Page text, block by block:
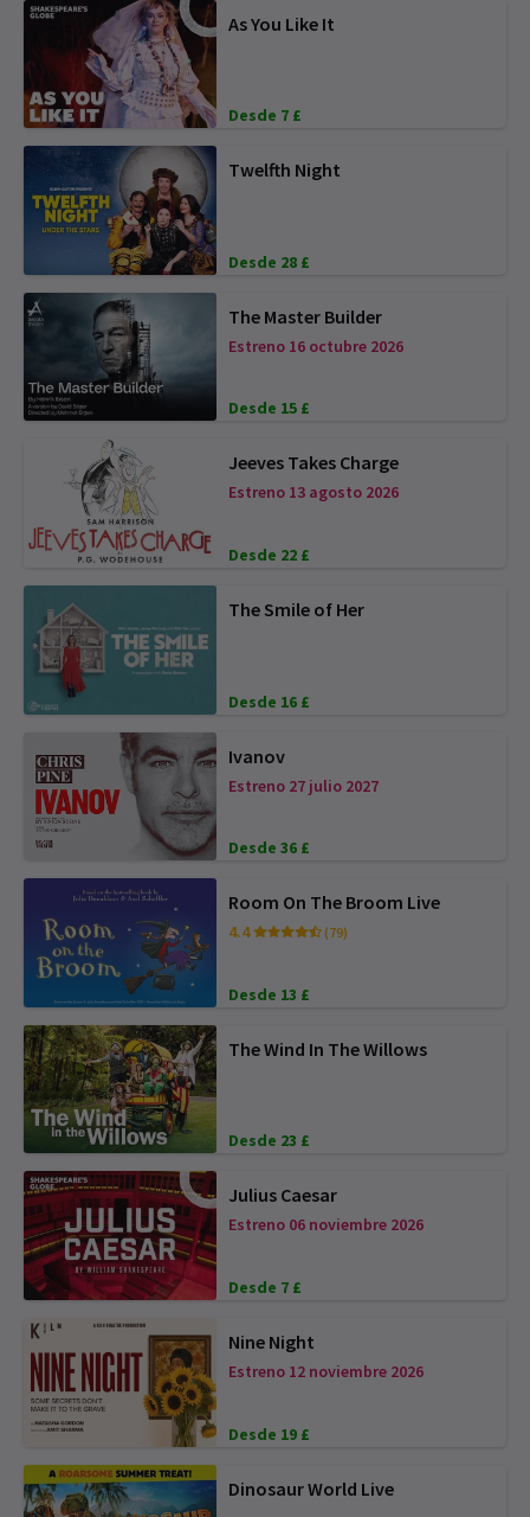
As You Like It
Desde 7 £
Twelfth Night
Desde 28 £
The Master Builder
Estreno 16 octubre 2026
Desde 15 £
Jeeves Takes Charge
Estreno 13 agosto 2026
Desde 22 £
The Smile of Her
Desde 16 £
Ivanov
Estreno 27 julio 2027
Desde 36 £
Room On The Broom Live
4.4 (79)
Desde 13 £
The Wind In The Willows
Desde 23 £
Julius Caesar
Estreno 06 noviembre 2026
Desde 7 £
Nine Night
Estreno 12 noviembre 2026
Desde 19 £
Dinosaur World Live